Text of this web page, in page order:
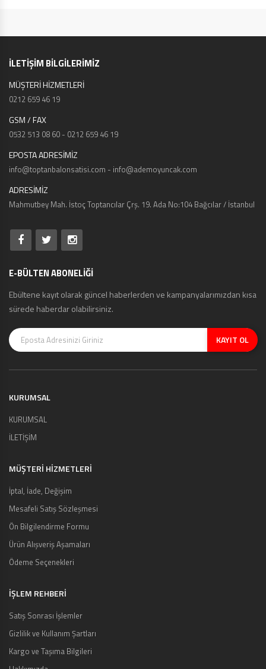
İLETİŞİM BİLGİLERİMİZ
MÜŞTERİ HİZMETLERİ
0212 659 46 19
GSM / FAX
0532 513 08 60 - 0212 659 46 19
EPOSTA ADRESİMİZ
info@toptanbalonsatisi.com - info@ademoyuncak.com
ADRESİMİZ
Mahmutbey Mah. İstoç Toptancılar Çrş. 19. Ada No:104 Bağcılar / İstanbul
E-BÜLTEN ABONELİĞİ
Ebültene kayıt olarak güncel haberlerden ve kampanyalarımızdan kısa
sürede haberdar olabilirsiniz.
KAYIT OL
KURUMSAL
KURUMSAL
İLETİŞİM
MÜŞTERI HIZMETLERI
İptal, İade, Değişim
Mesafeli Satış Sözleşmesi
Ön Bilgilendirme Formu
Ürün Alışveriş Aşamaları
Ödeme Seçenekleri
İŞLEM REHBERİ
Satış Sonrası İşlemler
Gizlilik ve Kullanım Şartları
Kargo ve Taşıma Bilgileri